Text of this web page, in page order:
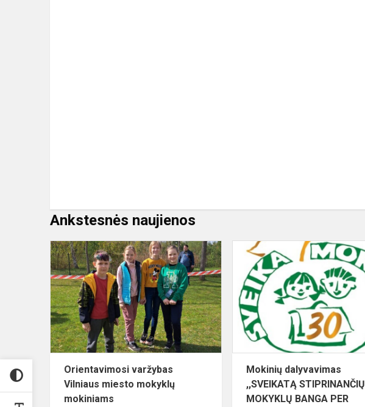
Ankstesnės naujienos
Orientavimosi
varžybas
Vilniaus
miesto
mokyklų
mokiniams
Orientavimosi varžybas
Vilniaus miesto mokyklų
mokiniams
Mokinių dalyvavimas
,,SVEIKATĄ STIPRINANČIŲ
MOKYKLŲ BANGA PER